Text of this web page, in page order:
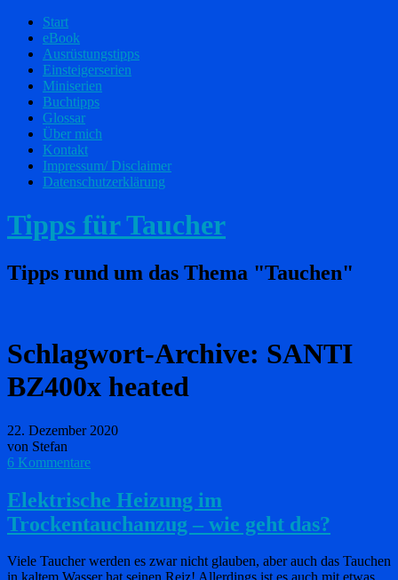
Start
eBook
Ausrüstungstipps
Einsteigerserien
Miniserien
Buchtipps
Glossar
Über mich
Kontakt
Impressum/ Disclaimer
Datenschutzerklärung
Tipps für Taucher
Tipps rund um das Thema "Tauchen"
Schlagwort-Archive: SANTI
BZ400x heated
22. Dezember 2020
von Stefan
6 Kommentare
Elektrische Heizung im
Trockentauchanzug – wie geht das?
Viele Taucher werden es zwar nicht glauben, aber auch das Tauchen